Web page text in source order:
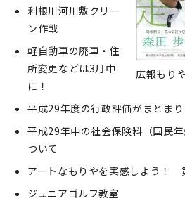
広報もり
利根川河川敷クリー
ン作戦
軽自動車の廃車・住
所変更などは3月中
に！
平成29年度の行政評価がまとま
平成29年中の社会保険料（国民
ついて
アートなもりやを実感しよう！
ジュニアゴルフ教室